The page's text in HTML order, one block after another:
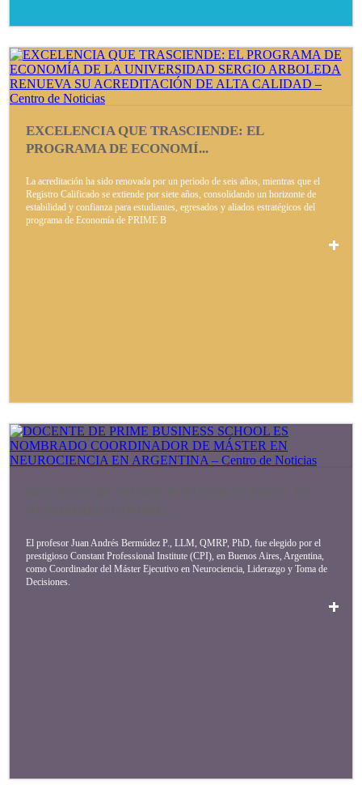
EXCELENCIA QUE TRASCIENDE: EL
PROGRAMA DE ECONOMÍ...
La acreditación ha sido renovada por un periodo de seis años, mientras que el
Registro Calificado se extiende por siete años, consolidando un horizonte de
estabilidad y confianza para estudiantes, egresados y aliados estratégicos del
programa de Economía de PRIME B
El profesor Juan Andrés Bermúdez P., LLM, QMRP, PhD, fue elegido por el
prestigioso Constant Professional Institute (CPI), en Buenos Aires, Argentina,
como Coordinador del Máster Ejecutivo en Neurociencia, Liderazgo y Toma de
Decisiones.